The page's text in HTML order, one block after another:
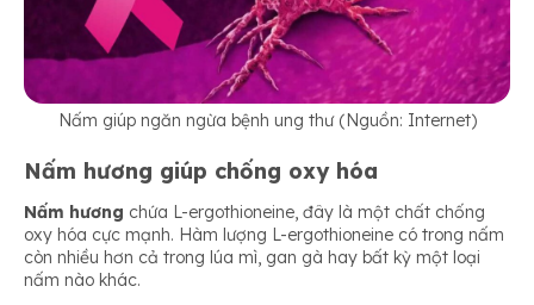
Nấm giúp ngăn ngừa bệnh ung thư (Nguồn: Internet)
Nấm hương giúp chống oxy hóa
Nấm hương chứa L-ergothioneine, đây là một chất chống
oxy hóa cực mạnh. Hàm lượng L-ergothioneine có trong nấm
còn nhiều hơn cả trong lúa mì, gan gà hay bất kỳ một loại
nấm nào khác.